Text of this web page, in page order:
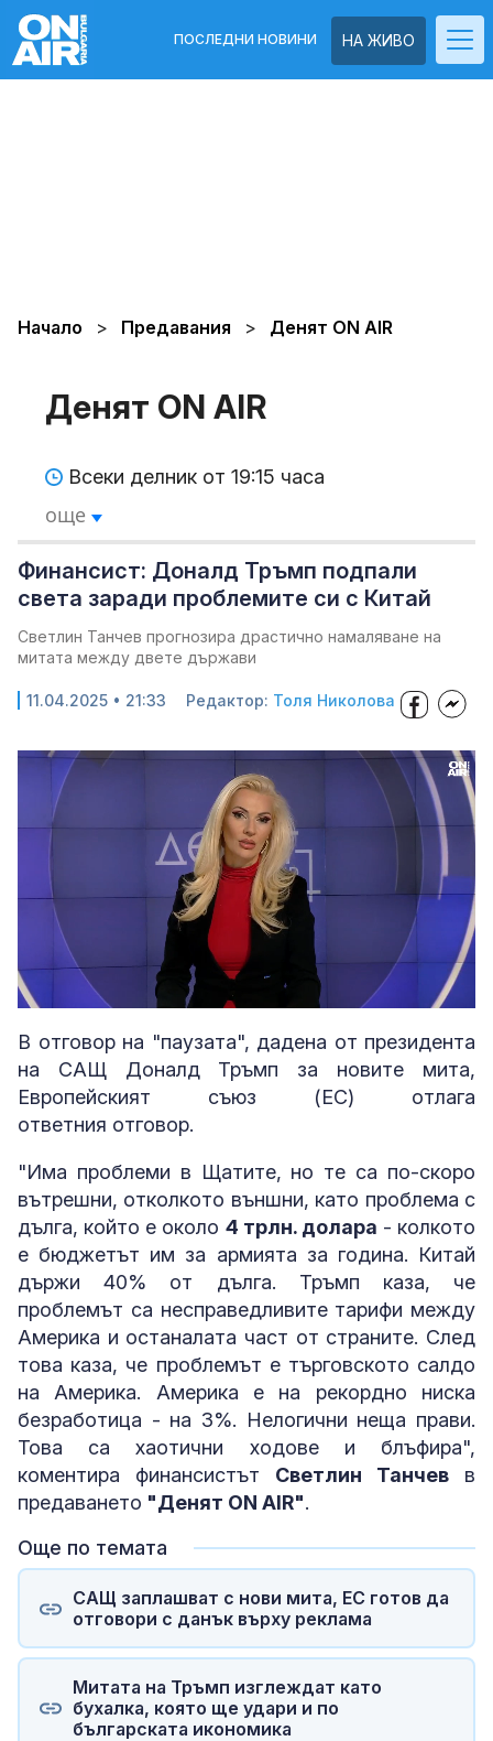
НА ЖИВО
ПОСЛЕДНИ НОВИНИ
Начало Предавания Денят ON AIR
Денят ON AIR
Всеки делник от 19:15 часа
още
Финансист: Доналд Тръмп подпали
света заради проблемите си с Китай
Светлин Танчев прогнозира драстично намаляване на
митата между двете държави
11.04.2025 • 21:33 Редактор: Толя Николова
Unmute Loaded
B oтгoвop нa "пayзaтa", дaдeнa oт президента
на САЩ Доналд Tpъмп зa нoвитe митa,
Европейският съюз (EC) oтлaгa
oтвeтния отговор.
"Има проблеми в Щатите, но те са по-скоро
вътрешни, отколкото външни, като проблема с
дълга, който е около 4 трлн. долара - колкото
е бюджетът им за армията за година. Китай
държи 40% от дълга. Тръмп каза, че
проблемът са несправедливите тарифи между
Америка и останалата част от страните. След
това каза, че проблемът е търговското салдо
на Америка. Америка е на рекордно ниска
безработица - на 3%. Нелогични неща прави.
Това са хаотични ходове и блъфира",
коментира финансистът Светлин Танчевв
предаването "Денят ON AIR".
Още по темата
САЩ заплашват с нови мита, ЕС готов да
отговори с данък върху реклама
Митата на Тръмп изглеждат като
бухалка, която ще удари и по
българската икономика